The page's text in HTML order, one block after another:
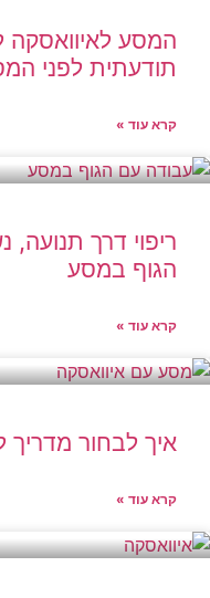
המסע
תודעתית לפני
קרא עוד »
ריפוי דרך
הגוף במסע
קרא עוד »
איך לבחור
קרא עוד »